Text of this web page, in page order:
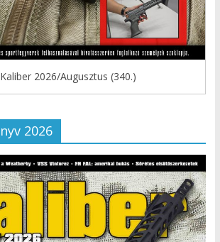
Kaliber 2026/Augusztus (340.)
2026